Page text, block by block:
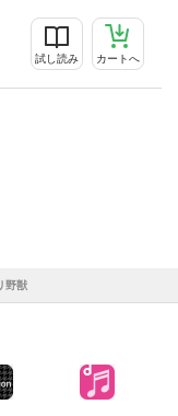
試し読み カートへ
野獣